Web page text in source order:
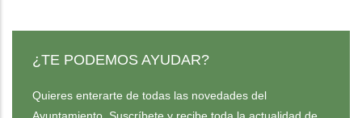
¿TE PODEMOS AYUDAR?
Quieres enterarte de todas las novedades del